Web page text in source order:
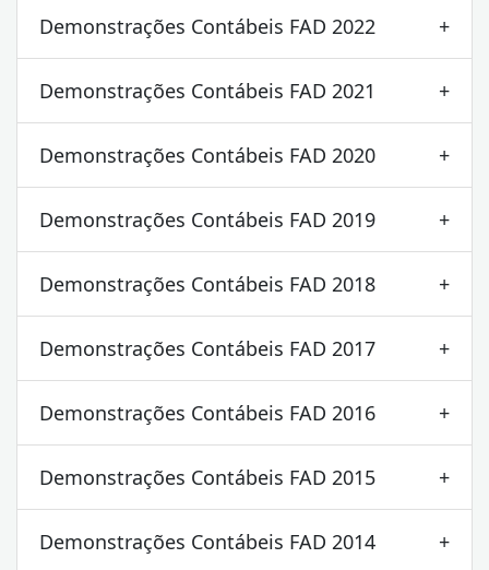
Demonstrações Contábeis FAD 2022
Demonstrações Contábeis FAD 2021
Demonstrações Contábeis FAD 2020
Demonstrações Contábeis FAD 2019
Demonstrações Contábeis FAD 2018
Demonstrações Contábeis FAD 2017
Demonstrações Contábeis FAD 2016
Demonstrações Contábeis FAD 2015
Demonstrações Contábeis FAD 2014